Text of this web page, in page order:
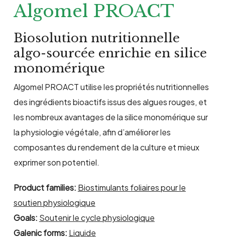
Algomel PROACT
Biosolution nutritionnelle
algo-sourcée enrichie en silice
monomérique
Algomel PROACT utilise les propriétés nutritionnelles
des ingrédients bioactifs issus des algues rouges, et
les nombreux avantages de la silice monomérique sur
la physiologie végétale, afin d’améliorer les
composantes du rendement de la culture et mieux
exprimer son potentiel.
Product families: Biostimulants foliaires pour le
soutien physiologique
Goals: Soutenir le cycle physiologique
Galenic forms: Liquide